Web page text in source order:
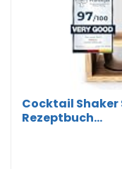
Cocktail Shaker
Rezeptbuch...